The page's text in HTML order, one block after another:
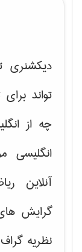
دیکشنری
تواند
چه از
انگلیسی
آنلاین
گرایش
نظریه